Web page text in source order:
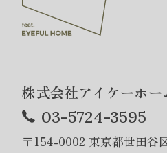
株式会社アイケーホー
03-5724-3595
〒154-0002 東京都世田谷